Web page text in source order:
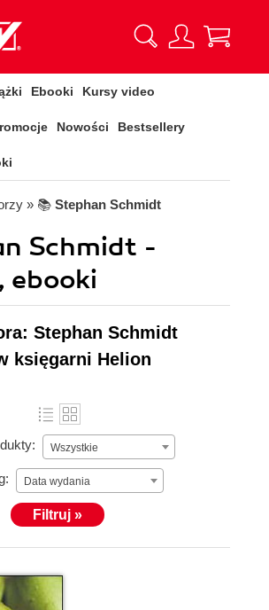
Ebooki Kursy video
Nowości Bestsellery
» 📚 Stephan Schmidt
Schmidt -
ebooki
Stephan Schmidt
księgarni Helion
Wszystkie
Data wydania
Filtruj »